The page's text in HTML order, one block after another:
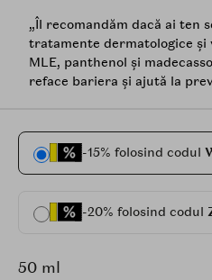
„Îl recomandăm dacă ai ten
tratamente dermatologice și
MLE, panthenol și
reface bariera și ajută la
-15% folosind codul
-20% folosind codul
50 ml